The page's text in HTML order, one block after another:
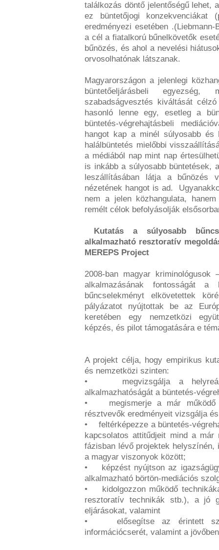
találkozás döntő jelentőségű lehet,
ez büntetőjogi konzekvenciákat
eredményezi esetében
a cél a fiatalkorú bűnelkövetők
bűnözés, és ahol a nevelési
orvosolhatónak látszanak.
Magyarországon a jelenlegi
büntetőeljárásbeli
szabadságvesztés kiváltását
hasonló lenne egy, esetleg a
büntetés-végrehajtásbeli
hangot kap a minél súlyosabb
halálbüntetés mielőbbi
a médiából nap mint nap
is inkább a súlyosabb büntetések,
leszállításában látja a bűnözés
nézetének hangot is ad.
nem a jelen közhangulata,
remélt célok befolyásolják
Kutatás a súlyosabb
alkalmazható resztoratív
MEREPS Project
2008-ban magyar
alkalmazásának fontosságát a
bűncselekményt elkövetettek
pályázatot nyújtottak be az
keretében egy nemzetközi
képzés, és pilot támogatására e
A projekt célja, hogy empirikus
és nemzetközi szinten:
• megvizsgálja a
alkalmazhatóságát a büntetés-
• megismerje a már működő
résztvevők eredményeit vizsgálja
• feltérképezze a büntetés-
kapcsolatos attitűdjeit mind a
fázisban lévő projektek
a magyar viszonyok között;
• képzést nyújtson az
alkalmazható börtön-mediációs
• kidolgozzon működő
resztoratív technikák stb.), a jó
eljárásokat, valamint
• elősegítse az érintett
információcserét, valamint a